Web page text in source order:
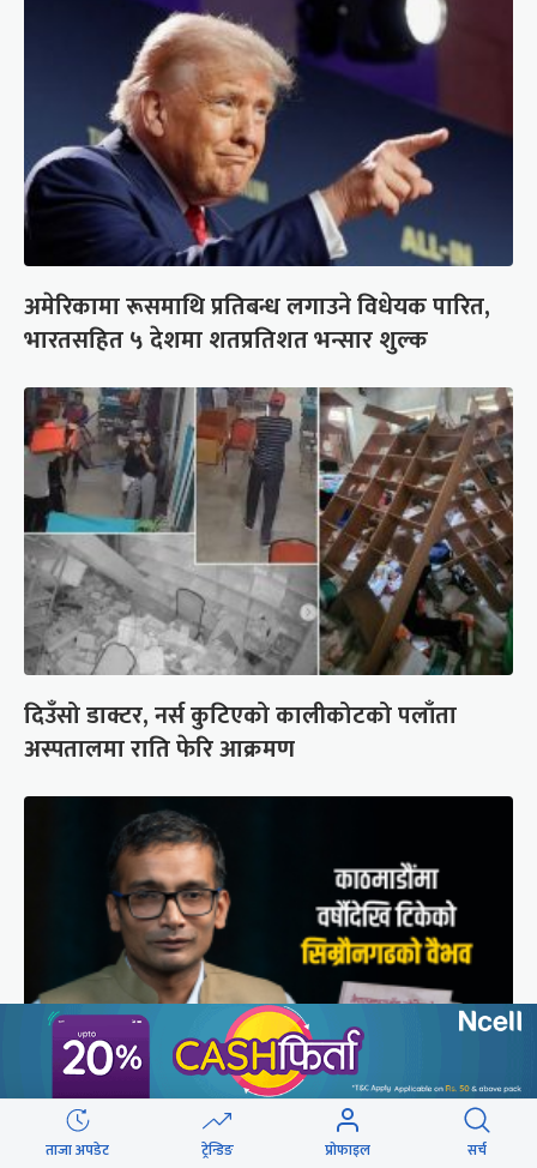
अमेरिकामा रूसमाथि प्रतिबन्ध लगाउने विधेयक पारित,
भारतसहित ५ देशमा शतप्रतिशत भन्सार शुल्क
दिउँसो डाक्टर, नर्स कुटिएको कालीकोटको पलाँता
अस्पतालमा राति फेरि आक्रमण
मुगल आक्रमणले तहसनहस सिम्रौनगढको सभ्यता नेपाल
खाल्डोले कसरी जोगायो ?
ताजा अपडेट ट्रेन्डिङ प्रोफाइल सर्च